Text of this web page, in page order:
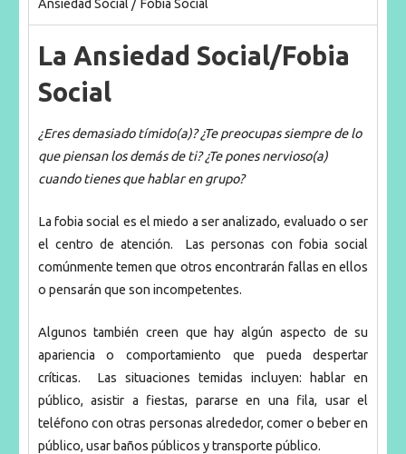
Ansiedad Social / Fobia Social
La Ansiedad Social/Fobia
Social
¿Eres demasiado tímido(a)? ¿Te preocupas siempre de lo
que piensan los demás de ti? ¿Te pones nervioso(a)
cuando tienes que hablar en grupo?
La fobia social es el miedo a ser analizado, evaluado o ser
el centro de atención. Las personas con fobia social
comúnmente temen que otros encontrarán fallas en ellos
o pensarán que son incompetentes.
Algunos también creen que hay algún aspecto de su
apariencia o comportamiento que pueda despertar
críticas. Las situaciones temidas incluyen: hablar en
público, asistir a fiestas, pararse en una fila, usar el
teléfono con otras personas alrededor, comer o beber en
público, usar baños públicos y transporte público.